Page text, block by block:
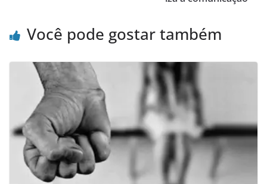
Você pode gostar também